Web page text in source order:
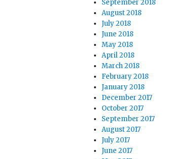
September 2018
August 2018
July 2018
June 2018
May 2018
April 2018
March 2018
February 2018
January 2018
December 2017
October 2017
September 2017
August 2017
July 2017
June 2017